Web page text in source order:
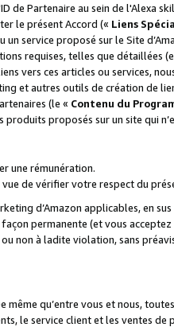
de Partenaire au sein de l'Alexa
le présent Accord (« Liens
service proposé sur le Site
requises, telles que détaillées
vers ces articles ou services,
et autres outils de création de
(le « Contenu du
proposés sur un site qui
une rémunération.
de vérifier votre respect du
d’Amazon applicables, en
permanente (et vous
non à ladite violation, sans
qu’entre vous et nous,
le service client et les ventes de